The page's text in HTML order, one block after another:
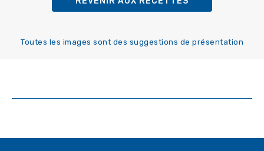
Toutes les images sont des suggestions de présentation